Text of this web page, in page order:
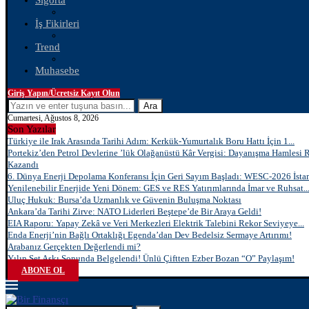
İş Fikirleri
Trend
Muhasebe
Giriş Yapın/Ücretsiz Kayıt Olun
Ara
Cumartesi, Ağustos 8, 2026
Son Yazılar
Türkiye ile Irak Arasında Tarihi Adım: Kerkük-Yumurtalık Boru Hattı İçin 1...
Portekiz’den Petrol Devlerine ’lük Olağanüstü Kâr Vergisi: Dayanışma Hamlesi
Kazandı
6. Dünya Enerji Depolama Konferansı İçin Geri Sayım Başladı: WESC-2026
Yenilenebilir Enerjide Yeni Dönem: GES ve RES Yatırımlarında İmar ve Ruhsat...
Uluç Hukuk: Bursa’da Uzmanlık ve Güvenin Buluşma Noktası
Ankara’da Tarihi Zirve: NATO Liderleri Beştepe’de Bir Araya Geldi!
EIA Raporu: Yapay Zekâ ve Veri Merkezleri Elektrik Talebini Rekor Seviyeye...
Enda Enerji’nin Bağlı Ortaklığı Egenda’dan Dev Bedelsiz Sermaye Artırımı!
Arabanız Gerçekten Değerlendi mi?
Yılın Set Aşkı Sonunda Belgelendi! Ünlü Çiftten Ezber Bozan “O” Paylaşım!
ABONE OL